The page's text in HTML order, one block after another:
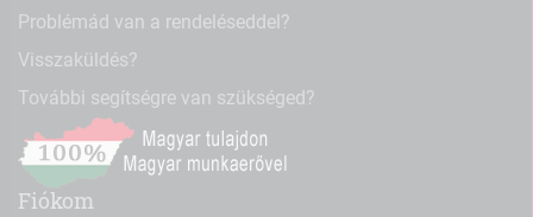
Problémád van a rendeléseddel?
Visszaküldés?
További segítségre van szükséged?
Fiókom